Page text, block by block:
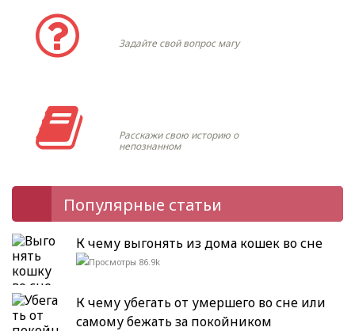
Задайте свой вопрос магу
Расскажи свою историю о
непознанном
Популярные статьи
К чему выгонять из дома кошек во сне
86.9k
К чему убегать от умершего во сне или
самому бежать за покойником